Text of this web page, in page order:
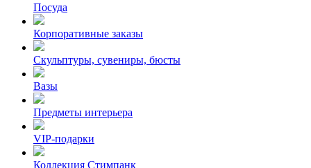
Посуда
Корпоративные заказы
Скульптуры, сувениры, бюсты
Вазы
Предметы интерьера
VIP-подарки
Коллекция Стимпанк